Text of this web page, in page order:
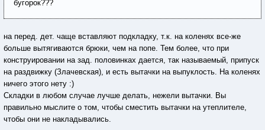
бугорок???
на перед. дет. чаще вставляют подкладку, т.к. на коленях все-же
больше вытягиваются брюки, чем на попе. Тем более, что при
конструировании на зад. половинках дается, так называемый, припуск
на раздвижку (Злачевская), и есть вытачки на выпуклость. На коленях
ничего этого нету :)
Складки в любом случае лучше делать, нежели вытачки. Вы
правильно мыслите о том, чтобы сместить вытачки на утеплителе,
чтобы они не накладывались.